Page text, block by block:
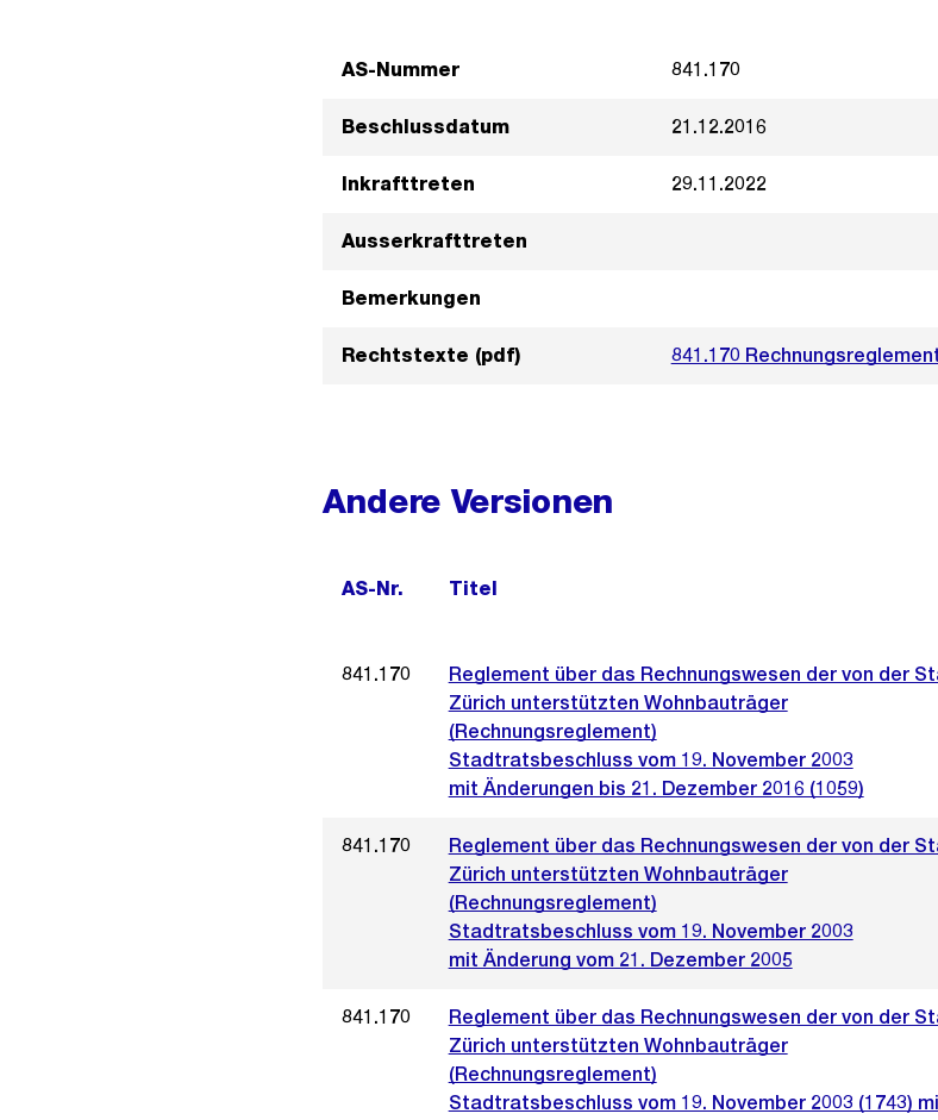
AS-Nummer 841.170
Beschlussdatum 21.12.2016
Inkrafttreten 29.11.2022
Ausserkrafttreten
Bemerkungen
Rechtstexte (pdf) 841.170
Andere Versionen
AS-Nr. Titel
841.170
Reglement über das Rechnungswesen der von der
Zürich unterstützten Wohnbauträger
(Rechnungsreglement)
Stadtratsbeschluss vom 19. November 2003
mit Änderungen bis 21. Dezember 2016 (1059)
841.170
Reglement über das Rechnungswesen der von der
Zürich unterstützten Wohnbauträger
(Rechnungsreglement)
Stadtratsbeschluss vom 19. November 2003
mit Änderung vom 21. Dezember 2005
841.170
Reglement über das Rechnungswesen der von der
Zürich unterstützten Wohnbauträger
(Rechnungsreglement)
Stadtratsbeschluss vom 19. November 2003 (1743)